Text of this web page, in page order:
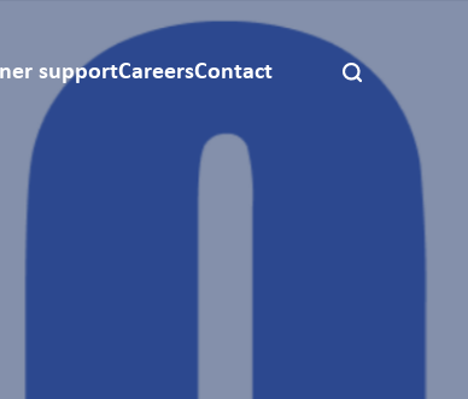
supportCareersContact